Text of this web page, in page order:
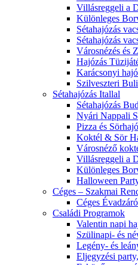
Villásreggeli a
Különleges
Sétahajózás
Sétahajózás
Városnézés és
Hajózás
Karácsonyi
Szilveszteri
Sétahajózás Itallal
Sétahajózás
Nyári Nappali
Pizza és
Koktél & Sör
Városnéző
Villásreggeli a
Különleges
Halloween
Céges – Szakmai
Céges
Családi Programok
Valentin napi
Szülinapi- és
Legény- és
Eljegyzési